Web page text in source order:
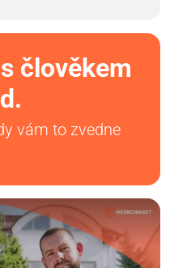
člověkem
vám to zvedne